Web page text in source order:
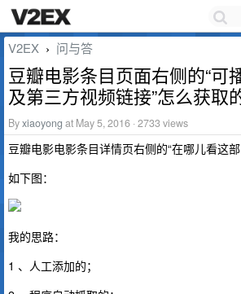
V2EX › 问与答
豆瓣电影条目页面右侧的“可
及第三方视频链接”怎么获取
Byxiaoyong at May 5, 2016 · 2733 views
豆瓣电影电影条目详情页右侧的“在哪儿看这部
如下图：
我的思路：
1 、人工添加的；